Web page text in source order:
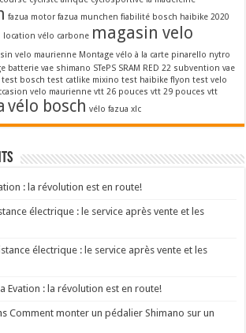
fazua motor fazua munchen fiabilité bosch haibike 2020
location vélo carbone magasin velo
velo maurienne Montage vélo à la carte pinarello nytro
batterie vae shimano STePS SRAM RED 22 subvention vae
test bosch test catlike mixino test haibike flyon test velo
velo maurienne vtt 26 pouces vtt 29 pouces vtt
vélo bosch vélo fazua xlc
: la révolution est en route!
électrique : le service après vente et les
électrique : le service après vente et les
Evation : la révolution est en route!
Comment monter un pédalier Shimano sur un